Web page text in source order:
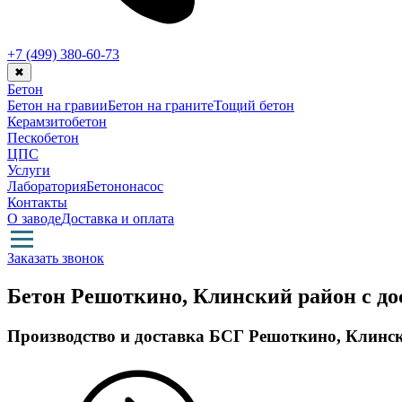
+7 (499) 380-60-73
✖
Бетон
Бетон на гравииБетон на гранитеТощий бетон
Керамзитобетон
Пескобетон
ЦПС
Услуги
ЛабораторияБетононасос
Контакты
О заводеДоставка и оплата
Заказать звонок
Бетон Решоткино, Клинский район с
Производство и доставка БСГ Решоткино,